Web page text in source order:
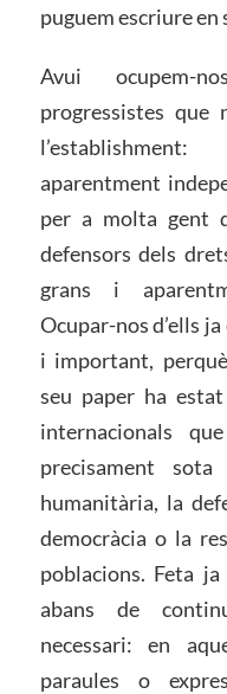
puguem escriure
Avui ocupem-
progressistes
aparentment
per a molta gent
defensors dels
grans i
Ocupar-nos d’ells
i important,
seu paper ha
internacionals
precisament
humanitària, la
democràcia o la
poblacions. Feta
abans de
necessari: en
paraules o